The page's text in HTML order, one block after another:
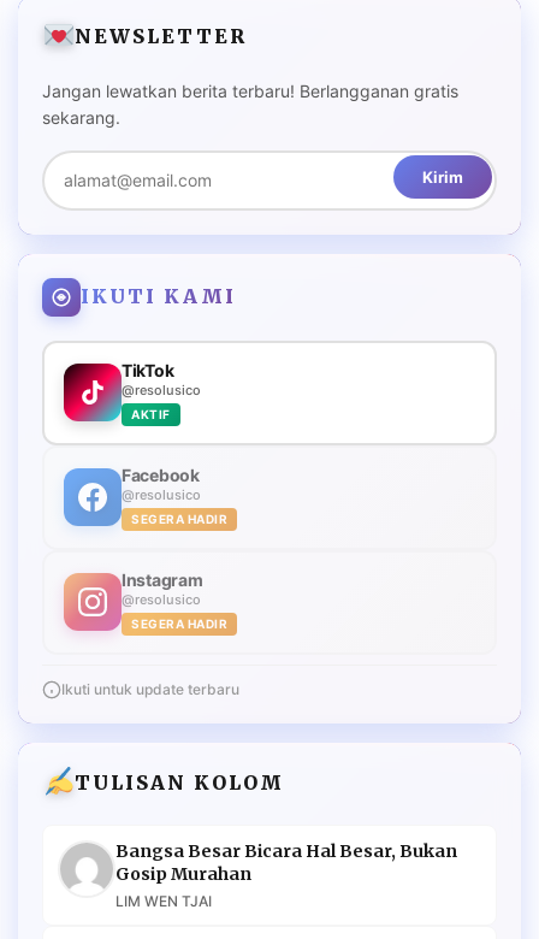
NEWSLETTER
Jangan lewatkan berita terbaru! Berlangganan gratis
sekarang.
Kirim
IKUTI KAMI
TikTok
@resolusico
AKTIF
Facebook
@resolusico
SEGERA HADIR
Instagram
@resolusico
SEGERA HADIR
Ikuti untuk update terbaru
TULISAN KOLOM
Bangsa Besar Bicara Hal Besar, Bukan
Gosip Murahan
LIM WEN TJAI